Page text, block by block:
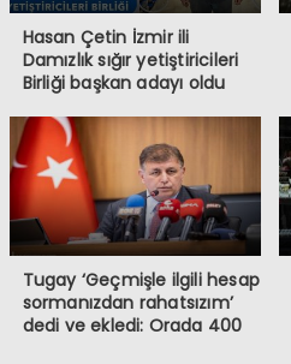
Hasan Çetin İzmir ili
Damızlık sığır yetiştiricileri
Birliği başkan adayı oldu
Tugay ‘Geçmişle ilgili hesap
sormanızdan rahatsızım’
dedi ve ekledi: Orada 400